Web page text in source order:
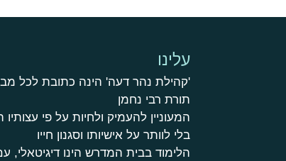
עלינו
'קהילת נהר דעה' הינה כתובת לכל
תורת רבי נחמן
המעוניין להעמיק ולחיות על פי
בלי לוותר על אישיותו וסגנון חייו
הלימוד בבית המדרש הינו